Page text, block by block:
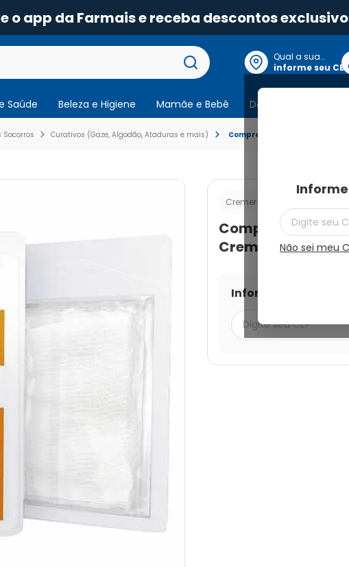
o app da Farmais e receba descontos
Qual a sua
localização?
informe seu CEP
Não sei meu
Saúde Beleza e Higiene Mamãe e Bebê Dermocosmeticos
Socorros Curativos (Gaze, Algodão, Ataduras e mais) Compressas Gaze Hidrófila
Cremer
Compressas
Cremer 7,5x7,5
Informe seu CEP